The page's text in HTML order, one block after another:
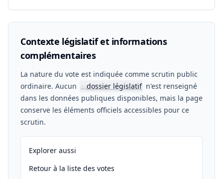
Contexte législatif et informations
complémentaires
La nature du vote est indiquée comme scrutin public
ordinaire. Aucun
📖dossier législatif n'est renseigné
dans les données publiques disponibles, mais la page
conserve les éléments officiels accessibles pour ce
scrutin.
Explorer aussi
Retour à la liste des votes